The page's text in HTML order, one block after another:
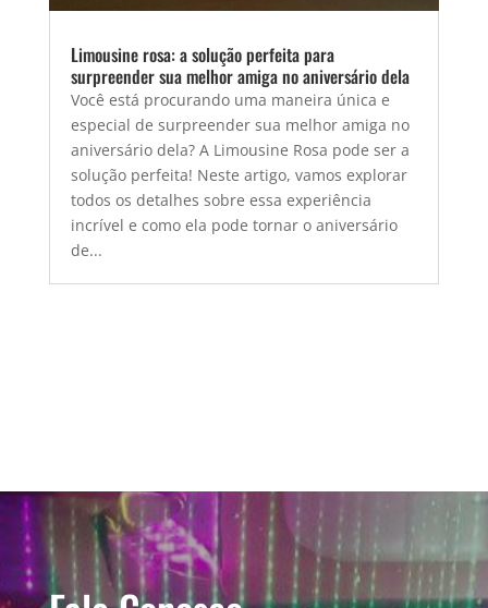
Limousine rosa: a solução perfeita para
surpreender sua melhor amiga no aniversário dela
Você está procurando uma maneira única e
especial de surpreender sua melhor amiga no
aniversário dela? A Limousine Rosa pode ser a
solução perfeita! Neste artigo, vamos explorar
todos os detalhes sobre essa experiência
incrível e como ela pode tornar o aniversário
de...